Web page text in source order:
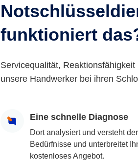
funktioniert
Servicequalität,
unsere Handwerker bei ihren
Eine schnelle Diagnose
Dort analysiert und versteht
Bedürfnisse und unterbreitet
kostenloses Angebot.